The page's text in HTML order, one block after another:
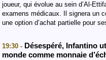
joueur, qui évolue au sein d’Al-
examens médicaux. Il signera un
une option d’achat partielle pour
19:30 - Désespéré, Infantino
monde comme monnaie